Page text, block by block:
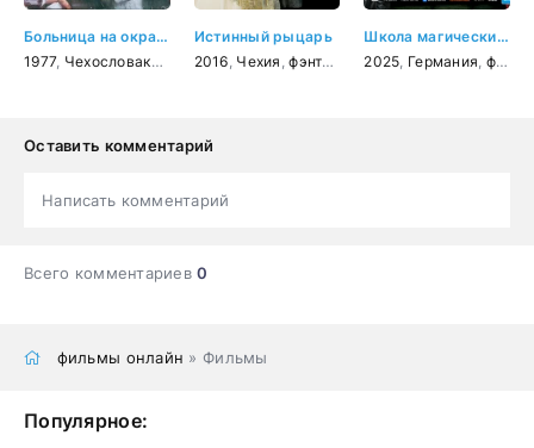
Больница на окраине города
1977, Чехословакия драма
Истинный рыцарь
2016 Чехия ,фэнтези комедия,приключения
Школа магических зверей. Хранители чуда
2025 Германия фэнтези
Оставить комментарий
Написать комментарий
Всего комментариев0
фильмы онлайн » Фильмы
Популярное: